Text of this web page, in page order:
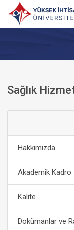
Sağlık
Hakkımızda
Akademik Kadro
Kalite
Dokümanlar ve